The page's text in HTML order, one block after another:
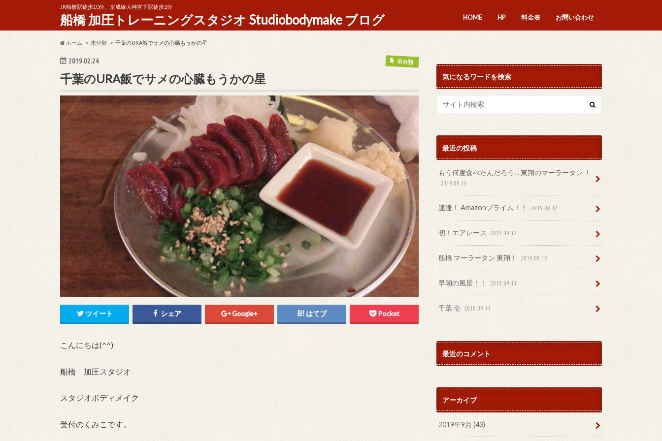
JR船橋駅徒歩10分、京成線大神宮下駅徒歩2分
船橋 加圧トレーニングスタジオ Studiobodymake ブログ HOME HP 料金表 お問い合わせ
ホーム 未分類 千葉のURA飯でサメの心臓もうかの星
2019.02.24 未分類
千葉のURA飯でサメの心臓もうかの星
ツイート シェア Google+ はてブ Pocket
こんにちは(^^)
船橋 加圧スタジオ
スタジオボディメイク
受付のくみこです。
気になるワードを検索
最近の投稿
もう何度食べたんだろう… 東翔のマーラータン ！
2019.09.13
速達！ Amazonプライム！！ 2019.09.12
初！エアレース 2019.09.12
船橋 マーラータン 東翔！ 2019.09.12
早朝の風景！！ 2019.09.11
千葉 壱 2019.09.11
最近のコメント
アーカイブ
2019年9月 (43)